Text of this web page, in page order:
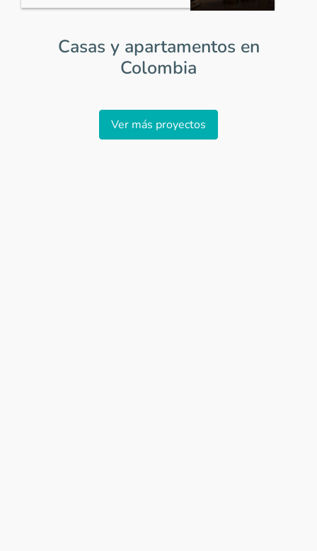
Casas y apartamentos en
Colombia
Ver más proyectos